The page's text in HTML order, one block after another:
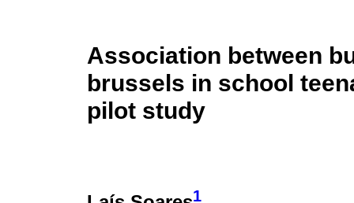
Association between
brussels in school
pilot study
1